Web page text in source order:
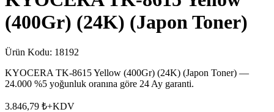
(400Gr) (24K) (Japon Toner)
Ürün Kodu: 18192
KYOCERA TK-8615 Yellow (400Gr) (24K) (Japon Toner) —
24.000 %5 yoğunluk oranına göre 24 Ay garanti.
3.846,79 ₺+KDV